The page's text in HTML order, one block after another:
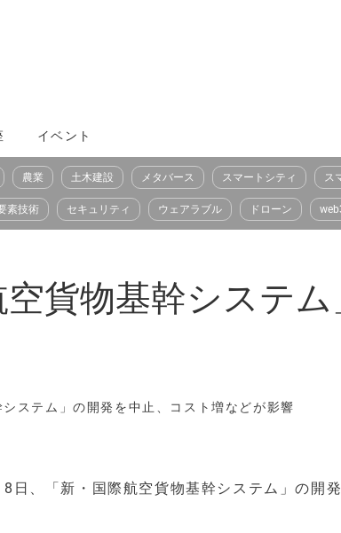
イベント
農業 土木建設 メタバース スマートシティ ス
素技術 セキュリティ ウェアラブル ドローン
貨物基幹システ
ステム」の開発を中止、コスト増などが影響
日、「新・国際航空貨物基幹システム」の開